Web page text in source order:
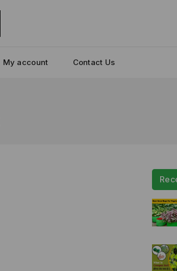
My account Contact Us